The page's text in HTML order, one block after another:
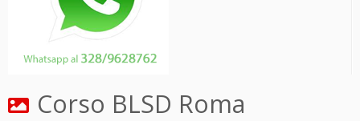
Corso BLSD Roma